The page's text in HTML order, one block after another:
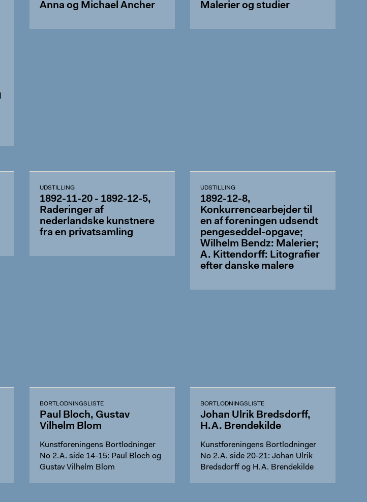
Anna og Michael Ancher
Malerier og studier
UDSTILLING
1892-11-20 - 1892-12-5,
Raderinger af
nederlandske kunstnere
fra en privatsamling
UDSTILLING
1892-12-8,
Konkurrencearbejder til
en af foreningen udsendt
pengeseddel-opgave;
Wilhelm Bendz: Malerier;
A. Kittendorff: Litografier
efter danske malere
BORTLODNINGSLISTE
Paul Bloch, Gustav
Vilhelm Blom
Kunstforeningens Bortlodninger
No 2.A. side 14-15: Paul Bloch og
Gustav Vilhelm Blom
BORTLODNINGSLISTE
Johan Ulrik Bredsdorff,
H.A. Brendekilde
Kunstforeningens Bortlodninger
No 2.A. side 20-21: Johan Ulrik
Bredsdorff og H.A. Brendekilde